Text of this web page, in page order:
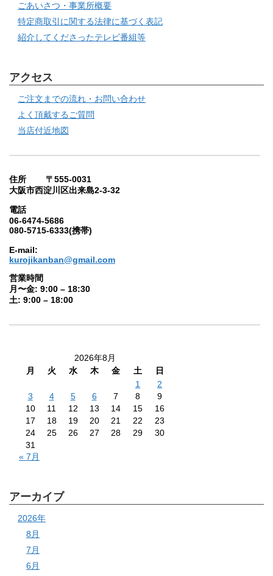
ごあいさつ・事業所概要
特定商取引に関する法律に基づく表記
紹介してくださったテレビ番組等
アクセス
ご注文までの流れ・お問い合わせ
よく頂戴するご質問
当店付近地図
住所 〒555-0031
大阪市西淀川区出来島2-3-32
電話
06-6474-5686
080-5715-6333(携帯)
E-mail:
kurojikanban@gmail.com
営業時間
月〜金: 9:00 – 18:30
土: 9:00 – 18:00
2026年8月
月
火 水 木 金 土
日
1
2
3
4 5 6 7 8
9
10
11 12 13 14 15
16
17
18 19 20 21 22
23
24
25 26 27 28 29
30
31
« 7月
アーカイブ
2026年
8月
7月
6月